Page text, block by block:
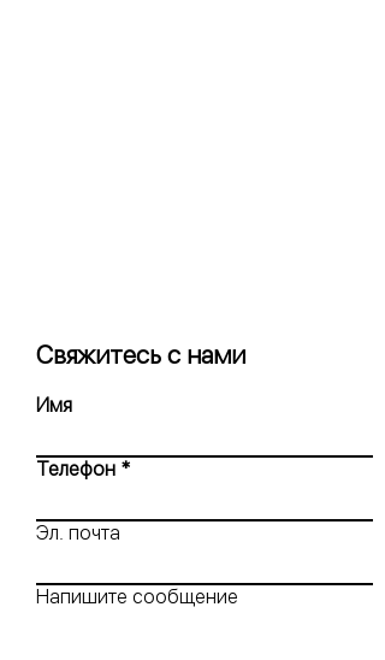
Свяжитесь с нами
Имя
Телефон
Эл. почта
Напишите сообщение